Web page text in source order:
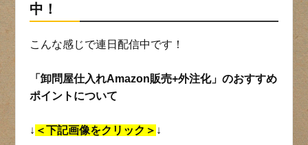
中！
こんな感じで連日配信中です！
「卸問屋仕入れAmazon販売+外注化」のおすすめ
ポイントについて
↓ ＜下記画像をクリック＞ ↓